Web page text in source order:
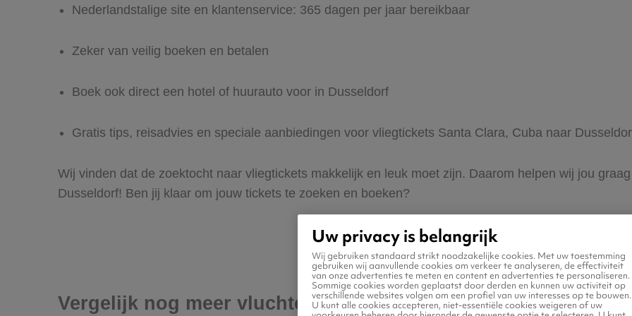
Nederlandstalige site en klantenservice: 365 dagen per jaar bereikbaar
Zeker van veilig boeken en betalen
Boek ook direct een hotel of huurauto voor in Dusseldorf
Gratis tips, reisadvies en speciale aanbiedingen voor vliegtickets Santa Clara, Cuba naar
Wij vinden dat de zoektocht naar vliegtickets makkelijk en leuk moet zijn. Daarom helpen wij jou
Dusseldorf! Ben jij klaar om jouw tickets te zoeken en boeken?
Vergelijk nog meer vluchten naar Dusseldorf
Uw privacy is belangrijk
Wij gebruiken standaard strikt noodzakelijke cookies. Met uw toestemming
gebruiken wij aanvullende cookies om verkeer te analyseren, de effectiviteit
van onze advertenties te meten en content en advertenties te personaliseren.
Sommige cookies worden geplaatst door derden en kunnen uw activiteit op
verschillende websites volgen om een profiel van uw interesses op te bouwen.
U kunt alle cookies accepteren, niet-essentiële cookies weigeren of uw